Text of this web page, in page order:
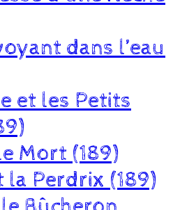
dans l’eau
et les Petits
Mort (189)
la Perdrix (189)